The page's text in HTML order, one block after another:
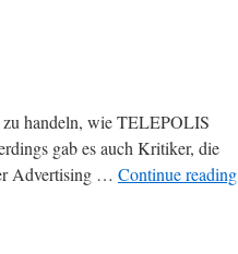
handeln, wie TELEPOLIS
gab es auch Kritiker, die
Advertising … Continue reading